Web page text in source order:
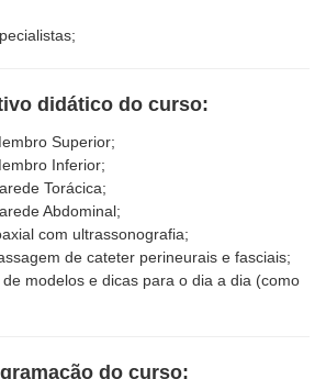
didático do curso:
Superior;
Inferior;
Torácica;
Abdominal;
com ultrassonografia;
de cateter perineurais e fasciais;
modelos e dicas para o dia a dia (como
do curso: